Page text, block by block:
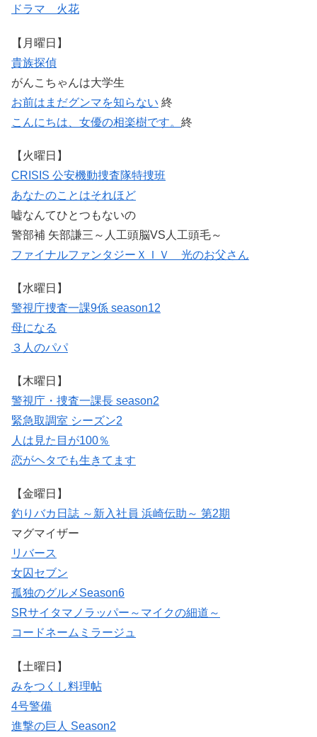
ドラマ 火花
【月曜日】
貴族探偵
がんこちゃんは大学生
お前はまだグンマを知らない 終
こんにちは、女優の相楽樹です。 終
【火曜日】
CRISIS 公安機動捜査隊特捜班
あなたのことはそれほど
嘘なんてひとつもないの
警部補 矢部謙三～人工頭脳VS人工頭毛～
ファイナルファンタジーＸＩＶ 光のお父さん
【水曜日】
警視庁捜査一課9係 season12
母になる
３人のパパ
【木曜日】
警視庁・捜査一課長 season2
緊急取調室 シーズン2
人は見た目が100％
恋がヘタでも生きてます
【金曜日】
釣りバカ日誌 ～新入社員 浜崎伝助～ 第2期
マグマイザー
リバース
女囚セブン
孤独のグルメSeason6
SRサイタマノラッパー～マイクの細道～
コードネームミラージュ
【土曜日】
みをつくし料理帖
4号警備
進撃の巨人 Season2